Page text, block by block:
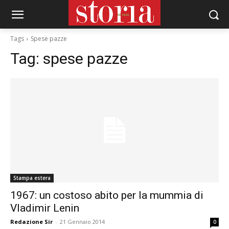
Tags Spese pazze
Tag: spese pazze
Stampa estera
1967: un costoso abito per la mummia di
Vladimir Lenin
Redazione Sir - 21 Gennaio 2014 0